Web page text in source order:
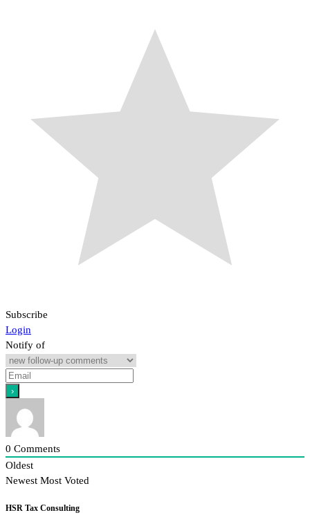
Subscribe
Login
Notify of
0 Comments
Oldest
Newest Most Voted
HSR Tax Consulting